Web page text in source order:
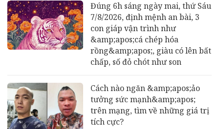
Đúng 6h sáng ngày mai, thứ Sáu
7/8/2026, định mệnh an bài, 3
con giáp vận trình như
&amp;apos;cá chép hóa
rồng&amp;apos;, giàu có lên bất
chấp, số đỏ chót như son
Cách nào ngăn &amp;apos;ảo
tưởng sức mạnh&amp;apos;
trên mạng, tìm về những giá trị
tích cực?